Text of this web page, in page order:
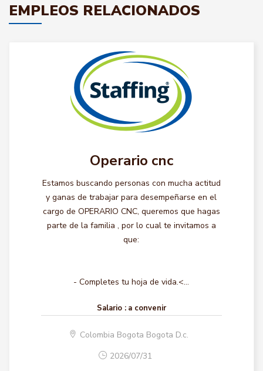
EMPLEOS RELACIONADOS
Operario cnc
Estamos buscando personas con mucha actitud
y ganas de trabajar para desempeñarse en el
cargo de OPERARIO CNC, queremos que hagas
parte de la familia , por lo cual te invitamos a
que:
- Completes tu hoja de vida.<...
Salario : a convenir
Colombia Bogota Bogota D.c.
2026/07/31